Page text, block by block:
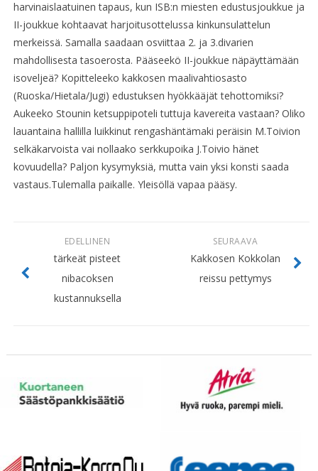
harvinaislaatuinen tapaus, kun ISB:n miesten edustusjoukkue ja
II-joukkue kohtaavat harjoitusottelussa kinkunsulattelun
merkeissä. Samalla saadaan osviittaa 2. ja 3.divarien
mahdollisesta tasoerosta. Pääseekö II-joukkue näpäyttämään
isoveljeä? Kopitteleeko kakkosen maalivahtiosasto
(Ruoska/Hietala/Jugi) edustuksen hyökkääjät tehottomiksi?
Aukeeko Stounin ketsuppipoteli tuttuja kavereita vastaan? Oliko
lauantaina hallilla luikkinut rengashäntämaki peräisin M.Toivion
selkäkarvoista vai nollaako serkkupoika J.Toivio hänet
kovuudella? Paljon kysymyksiä, mutta vain yksi konsti saada
vastaus.Tulemalla paikalle. Yleisöllä vapaa pääsy.
SEURAAVA
Kakkosen Kokkolan
reissu pettymys
EDELLINEN
tärkeät pisteet
nibacoksen
kustannuksella